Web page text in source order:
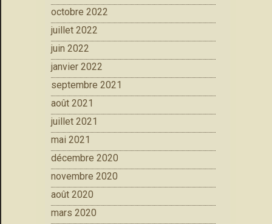
octobre 2022
juillet 2022
juin 2022
janvier 2022
septembre 2021
août 2021
juillet 2021
mai 2021
décembre 2020
novembre 2020
août 2020
mars 2020